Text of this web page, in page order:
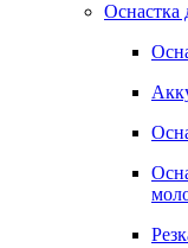
Оснастка